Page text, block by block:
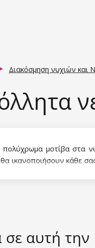
Διακόσμηση νυχιών και
πολύχρωμα μοτίβα στα
ικανοποιήσουν κάθε
μουλιάστε
σε αυτή την